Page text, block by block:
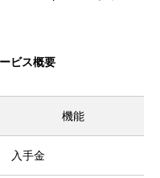
ビス概要
機能
入手金